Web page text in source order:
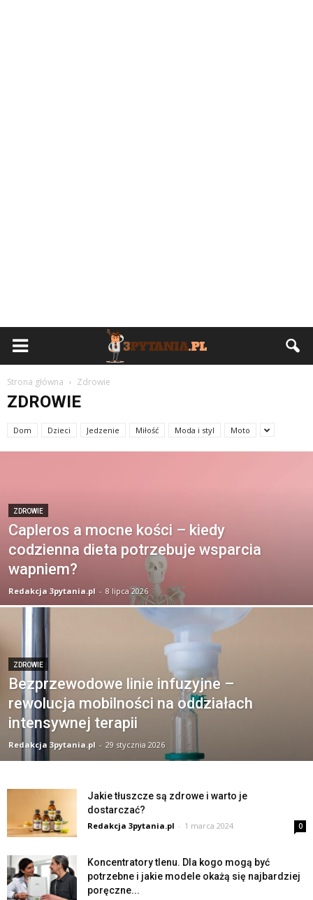
Strona główna Zdrowie
ZDROWIE
Dom Dzieci Jedzenie Miłość Moda i styl Moto
ZDROWIE
Capleros a mocne kości – kiedy
codzienna dieta potrzebuje wsparcia
wapniem?
Redakcja 3pytania.pl - 8 lipca 2026
ZDROWIE
Bezprzewodowe linie infuzyjne –
rewolucja mobilności na oddziałach
intensywnej terapii
Redakcja 3pytania.pl - 29 stycznia 2026
Jakie tłuszcze są zdrowe i warto je
dostarczać?
Redakcja 3pytania.pl - 1 marca 2024 0
Koncentratory tlenu. Dla kogo mogą być
potrzebne i jakie modele okażą się najbardziej
poręczne...